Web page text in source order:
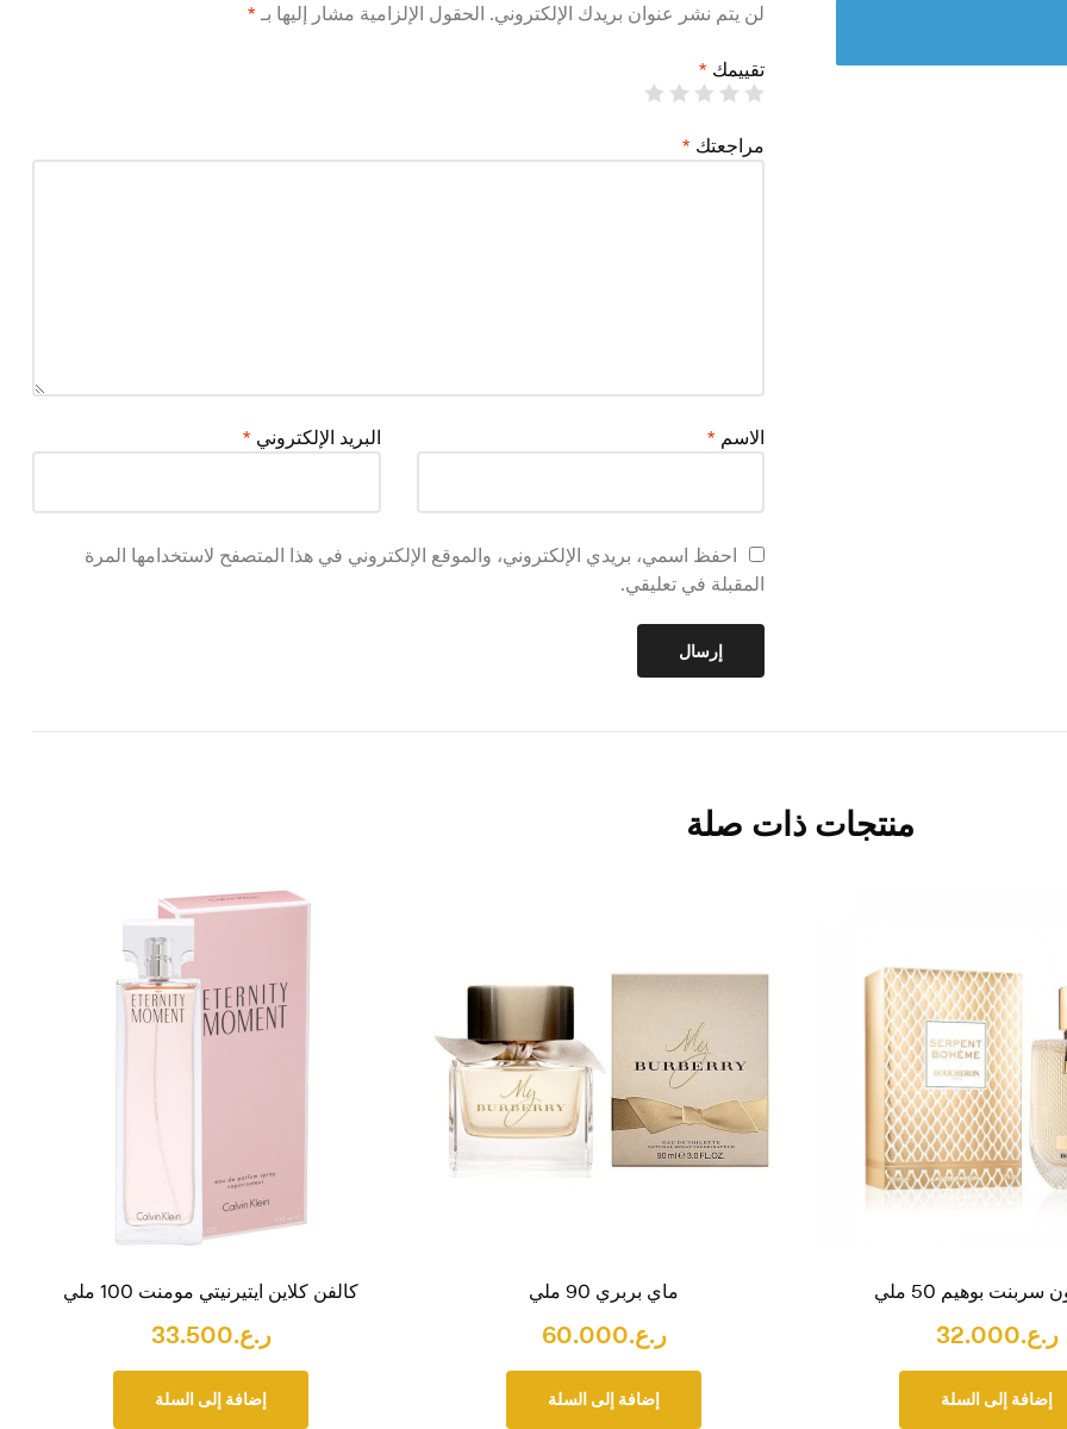
لن يتم نشر عنوان بريدك الإلكتروني. الحقول الإلزامية مشار إليها بـ *
تقييمك *
مراجعتك *
الاسم * البريد الإلكتروني *
احفظ اسمي، بريدي الإلكتروني، والموقع الإلكتروني في هذا المتصفح لاستخدامها المرة
المقبلة في تعليقي.
منتجات ذات صلة
بوهيم 50 ملي
ر.ع.32.000
إضافة إلى السلة
ماي بربري 90 ملي
ر.ع.60.000
إضافة إلى السلة
كالفن كلاين ايتيرنيتي مومنت 100 ملي
ر.ع.33.500
إضافة إلى السلة